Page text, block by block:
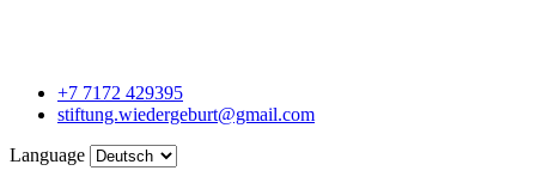
+7 7172 429395
stiftung.wiedergeburt@gmail.com
Language